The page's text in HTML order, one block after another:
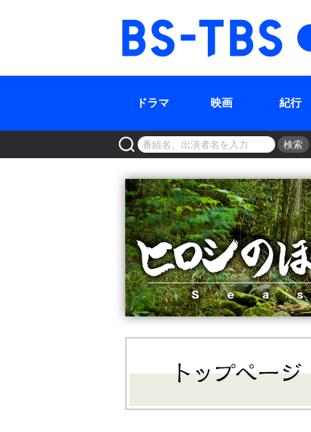
BS-TBS
ドラマ 映画 紀行
検索